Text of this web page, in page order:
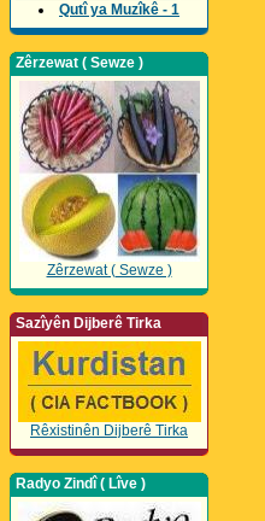
Qutî ya Muzîkê - 1
Zêrzewat ( Sewze )
Zêrzewat ( Sewze )
Sazîyên Dijberê Tirka
Rêxistinên Dijberê Tirka
Radyo Zindî ( Lîve )